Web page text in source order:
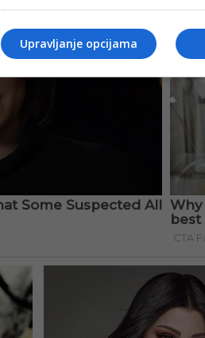
Upravljanje opcijama